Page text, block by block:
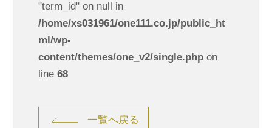
"term_id" on null in
/home/xs031961/one111.co.jp/public_ht
ml/wp-
content/themes/one_v2/single.phpon
line 68
一覧へ戻る